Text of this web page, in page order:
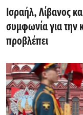
Ισραήλ, Λίβανος
συμφωνία για την
προβλέπει